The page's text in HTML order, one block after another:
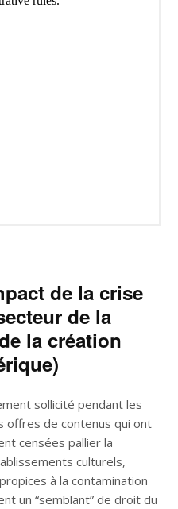
de la crise
de la
la création
sollicité pendant les
offres de contenus qui ont
censées pallier la
culturels,
à la contamination
un “semblant” de droit du